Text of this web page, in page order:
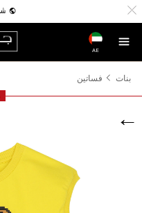
AE
بنات
فساتين